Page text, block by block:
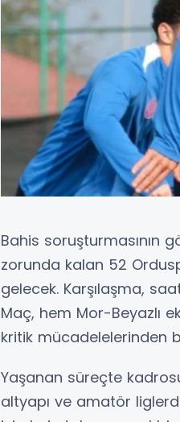
Bahis soruşturmasının
zorunda kalan 52
gelecek. Karşılaşma,
Maç, hem Mor-Beyazlı
kritik mücadelelerinden
Yaşanan süreçte
altyapı ve amatör